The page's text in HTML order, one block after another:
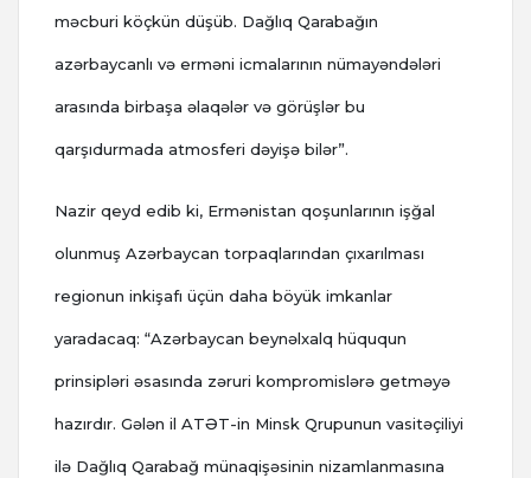
məcburi köçkün düşüb. Dağlıq Qarabağın
azərbaycanlı və erməni icmalarının nümayəndələri
arasında birbaşa əlaqələr və görüşlər bu
qarşıdurmada atmosferi dəyişə bilər”.
Nazir qeyd edib ki, Ermənistan qoşunlarının işğal
olunmuş Azərbaycan torpaqlarından çıxarılması
regionun inkişafı üçün daha böyük imkanlar
yaradacaq: “Azərbaycan beynəlxalq hüququn
prinsipləri əsasında zəruri kompromislərə getməyə
hazırdır. Gələn il ATƏT-in Minsk Qrupunun vasitəçiliyi
ilə Dağlıq Qarabağ münaqişəsinin nizamlanmasına